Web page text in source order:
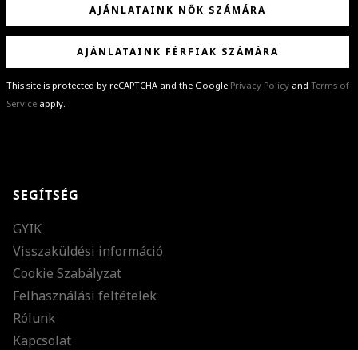
AJÁNLATAINK NŐK SZÁMÁRA
AJÁNLATAINK FÉRFIAK SZÁMÁRA
This site is protected by reCAPTCHA and the Google Privacy Policy and Terms of
Service apply.
különleges ajánlatainkat és stílustippjeinket!
SEGÍTSÉG
GYIK
Visszaküldési információ
Cookie Szabályzat
Felhasználási feltételek
Rólunk
Kapcsolat